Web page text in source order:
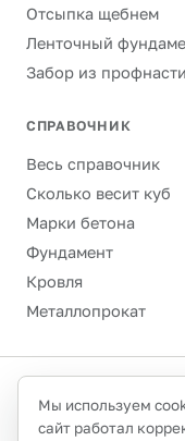
Отсыпка щебнем
Ленточный
Забор из
СПРАВОЧНИК
Весь справочник
Сколько весит куб
Марки бетона
Фундамент
Кровля
Металлопрокат
Разработка от
О проекте и контакты
Мы используем
сайт работал